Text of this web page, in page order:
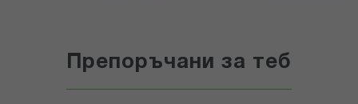
Препоръчани за теб